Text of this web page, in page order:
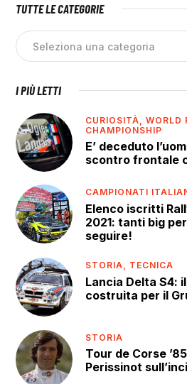
TUTTE LE CATEGORIE
I PIÙ LETTI
CURIOSITÀ,WORLD
CHAMPIONSHIP
E’ deceduto
scontro frontale
CAMPIONATI
Elenco iscritti
2021: tanti big
seguire!
STORIA, TECNICA
Lancia Delta S4:
costruita per il
STORIA
Tour de Corse
Perissinot